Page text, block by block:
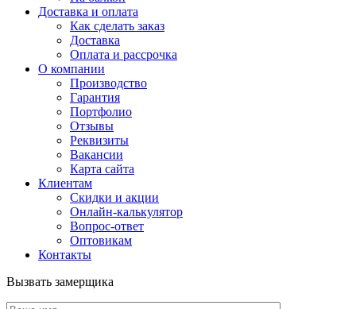
Доставка и оплата
Как сделать заказ
Доставка
Оплата и рассрочка
О компании
Производство
Гарантия
Портфолио
Отзывы
Реквизиты
Вакансии
Карта сайта
Клиентам
Скидки и акции
Онлайн-калькулятор
Вопрос-ответ
Оптовикам
Контакты
Вызвать замерщика